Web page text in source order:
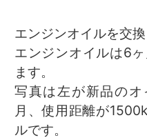
エンジンオイルを交
エンジンオイルは6
ます。
写真は左が新品の
月、使用距離が
ルです。